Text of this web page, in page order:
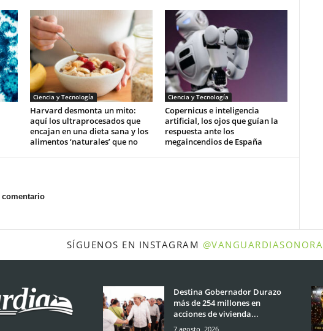
Ciencia y Tecnología
Harvard desmonta un mito:
aquí los ultraprocesados que
encajan en una dieta sana y los
alimentos ‘naturales’ que no
Ciencia y Tecnología
Copernicus e inteligencia
artificial, los ojos que guían la
respuesta ante los
megaincendios de España
comentario
SÍGUENOS EN INSTAGRAM @VANGUARDIASONORA
Destina Gobernador Durazo
más de 254 millones en
acciones de vivienda...
7 agosto, 2026